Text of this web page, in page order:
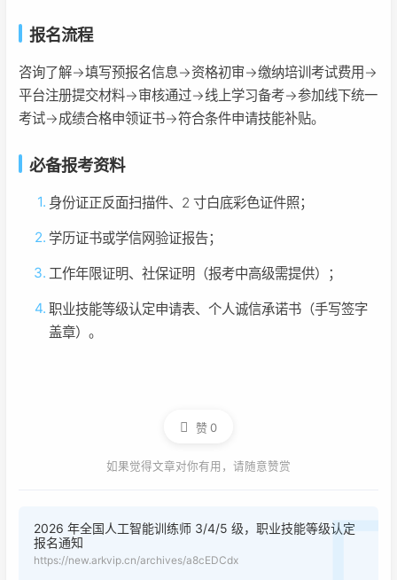
报名流程
咨询了解→填写预报名信息→资格初审→缴纳培训考试费用→
平台注册提交材料→审核通过→线上学习备考→参加线下统一
考试→成绩合格申领证书→符合条件申请技能补贴。
必备报考资料
身份证正反面扫描件、2 寸白底彩色证件照；
学历证书或学信网验证报告；
工作年限证明、社保证明（报考中高级需提供）；
职业技能等级认定申请表、个人诚信承诺书（手写签字
盖章）。
赞0
如果觉得文章对你有用，请随意赞赏
2026 年全国人工智能训练师 3/4/5 级，职业技能等级认定
报名通知
https://new.arkvip.cn/archives/a8cEDCdx